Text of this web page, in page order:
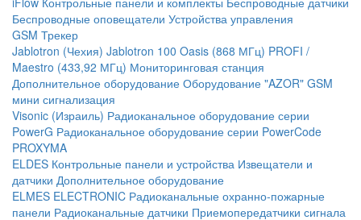
Беспроводные оповещатели Устройства управления
GSM Трекер
Jablotron (Чехия) Jablotron 100 Oasis (868 МГц) PROFI /
Maestro (433,92 МГц) Мониторинговая станция
Дополнительное оборудование Оборудование "AZOR" GSM
мини сигнализация
Visonic (Израиль) Радиоканальное оборудование серии
PowerG Радиоканальное оборудование серии PowerCode
PROXYMA
ELDES Контрольные панели и устройства Извещатели и
датчики Дополнительное оборудование
ELMES ELECTRONIC Радиоканальные охранно-пожарные
панели Радиоканальные датчики Приемопередатчики сигнала